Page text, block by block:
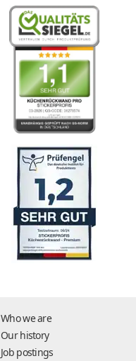
Who we are
Our history
Job postings